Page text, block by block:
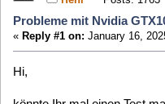
Roland
villeneuve Posts: 141